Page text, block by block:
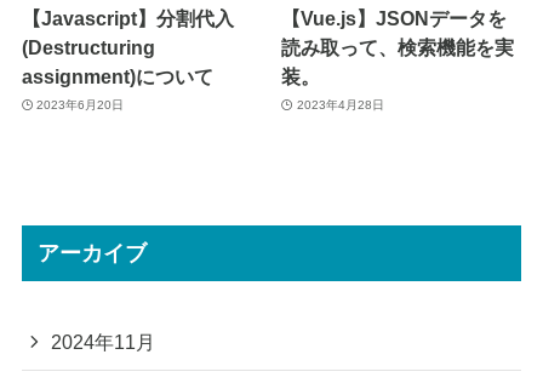
【Javascript】分割代入
(Destructuring
assignment)について
2023年6月20日
【Vue.js】JSONデータを
読み取って、検索機能を実
装。
2023年4月28日
アーカイブ
2024年11月